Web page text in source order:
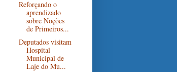
Reforçando o
aprendizado
sobre Noções
de Primeiros...
Deputados visitam
Hospital
Municipal de
Laje do Mu...